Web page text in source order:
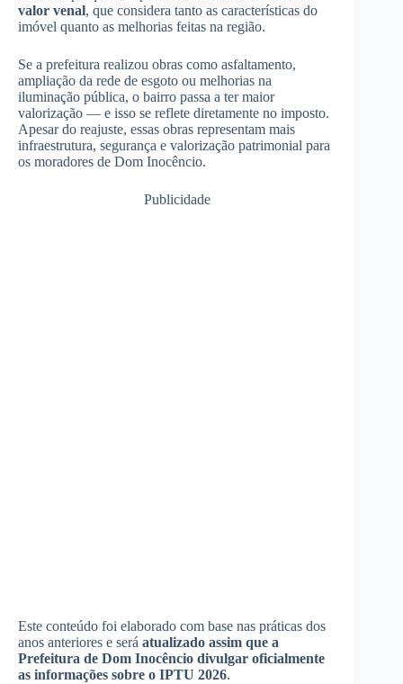
valor venal, que considera tanto as características do
imóvel quanto as melhorias feitas na região.
Se a prefeitura realizou obras como asfaltamento,
ampliação da rede de esgoto ou melhorias na
iluminação pública, o bairro passa a ter maior
valorização — e isso se reflete diretamente no imposto.
Apesar do reajuste, essas obras representam mais
infraestrutura, segurança e valorização patrimonial para
os moradores de Dom Inocêncio.
Publicidade
Este conteúdo foi elaborado com base nas práticas dos
anos anteriores e será atualizado assim que a
Prefeitura de Dom Inocêncio divulgar oficialmente
as informações sobre o IPTU 2026.